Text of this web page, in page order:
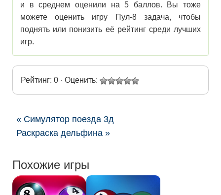
и в среднем оценили на 5 баллов. Вы тоже
можете оценить игру Пул-8 задача, чтобы
поднять или понизить её рейтинг среди лучших
игр.
Рейтинг: 0 · Оценить:
« Симулятор поезда 3д
Раскраска дельфина »
Похожие игры